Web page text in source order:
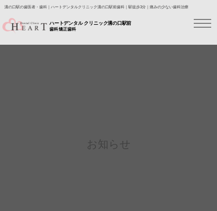
溝の口駅の歯医者・歯科｜ハートデンタルクリニック溝の口駅前歯科｜駅徒歩3分｜痛みの少ない歯科治療
ハートデンタル クリニック溝の口駅前
歯科 矯正歯科
お知らせ